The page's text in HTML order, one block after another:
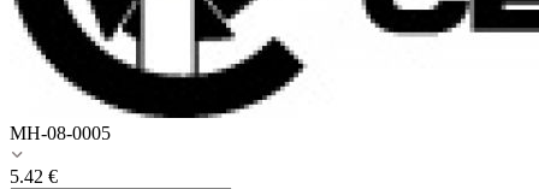
MH-08-0005
5.42 €